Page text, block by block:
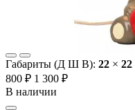
Габариты (Д Ш В): 22 × 22
800 ₽ 1 300 ₽
В наличии